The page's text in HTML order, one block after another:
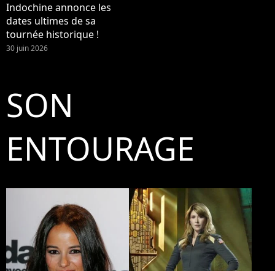
Indochine annonce les
dates ultimes de sa
tournée historique !
30 juin 2026
SON
ENTOURAGE